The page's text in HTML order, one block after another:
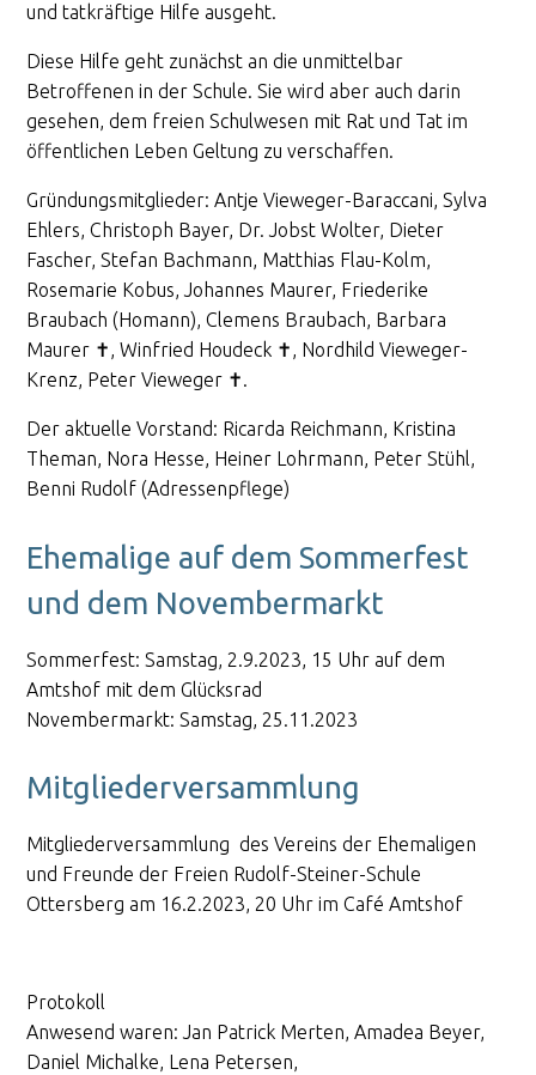
und tatkräftige Hilfe ausgeht.
Diese Hilfe geht zunächst an die unmittelbar
Betroffenen in der Schule. Sie wird aber auch darin
gesehen, dem freien Schulwesen mit Rat und Tat im
öffentlichen Leben Geltung zu verschaffen.
Gründungsmitglieder: Antje Vieweger-Baraccani, Sylva
Ehlers, Christoph Bayer, Dr. Jobst Wolter, Dieter
Fascher, Stefan Bachmann, Matthias Flau-Kolm,
Rosemarie Kobus, Johannes Maurer, Friederike
Braubach (Homann), Clemens Braubach, Barbara
Maurer ✝, Winfried Houdeck ✝, Nordhild Vieweger-
Krenz, Peter Vieweger ✝.
Der aktuelle Vorstand: Ricarda Reichmann, Kristina
Theman, Nora Hesse, Heiner Lohrmann, Peter Stühl,
Benni Rudolf (Adressenpflege)
Ehemalige auf dem Sommerfest
und dem Novembermarkt
Sommerfest: Samstag, 2.9.2023, 15 Uhr auf dem
Amtshof mit dem Glücksrad
Novembermarkt: Samstag, 25.11.2023
Mitgliederversammlung
Mitgliederversammlung des Vereins der Ehemaligen
und Freunde der Freien Rudolf-Steiner-Schule
Ottersberg am 16.2.2023, 20 Uhr im Café Amtshof
Protokoll
Anwesend waren: Jan Patrick Merten, Amadea Beyer,
Daniel Michalke, Lena Petersen,